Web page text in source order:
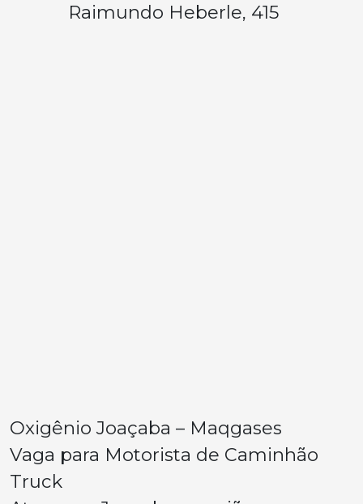
Raimundo Heberle, 415
Oxigênio Joaçaba – Maqgases
Vaga para Motorista de Caminhão
Truck